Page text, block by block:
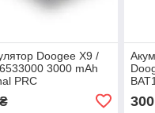
Doogee X9 /
3000 mAh
PRC
300